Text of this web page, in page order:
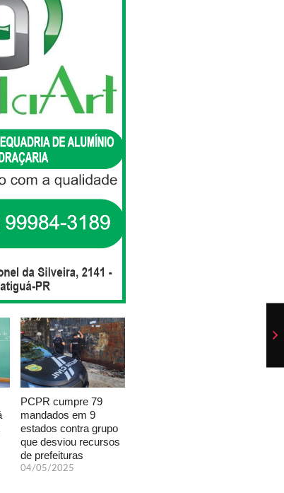
PCPR cumpre 79
mandados em 9
estados contra grupo
que desviou recursos
de prefeituras
04/05/2025